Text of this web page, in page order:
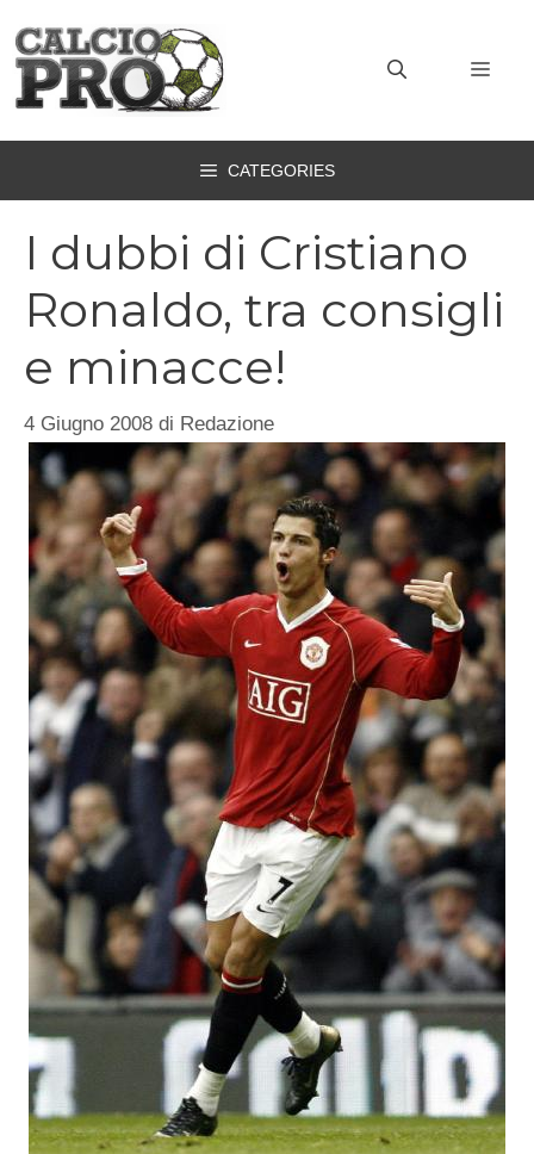
contenuto
CATEGORIES
I dubbi di Cristiano
Ronaldo, tra consigli
e minacce!
4 Giugno 2008 di Redazione